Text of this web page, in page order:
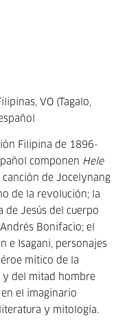
VO (Tagalo,
Filipina de 1896-
componen Hele
de Jocelynang
de la revolución; la
de Jesús del cuerpo
Bonifacio; el
e Isagani, personajes
mítico de la
y del mitad hombre
el imaginario
y mitología.